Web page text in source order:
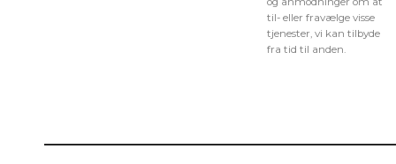
til- eller fravælge visse
tjenester, vi kan tilbyde
fra tid til anden.